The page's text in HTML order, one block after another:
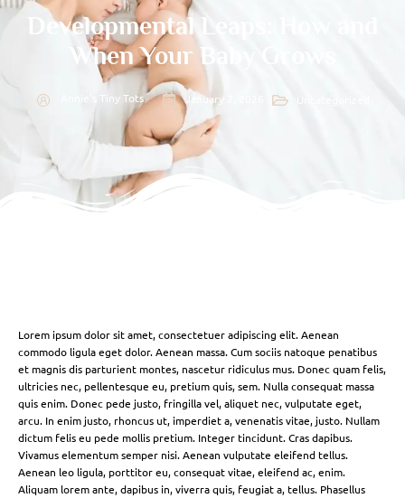
Developmental Leaps: How and
When Your Baby Grows
Annie's Tiny Tots January 7, 2026
Lorem ipsum dolor sit amet, consectetuer adipiscing elit. Aenean
commodo ligula eget dolor. Aenean massa. Cum sociis natoque penatibus
et magnis dis parturient montes, nascetur ridiculus mus. Donec quam felis,
ultricies nec, pellentesque eu, pretium quis, sem. Nulla consequat massa
quis enim. Donec pede justo, fringilla vel, aliquet nec, vulputate eget,
arcu. In enim justo, rhoncus ut, imperdiet a, venenatis vitae, justo. Nullam
dictum felis eu pede mollis pretium. Integer tincidunt. Cras dapibus.
Vivamus elementum semper nisi. Aenean vulputate eleifend tellus.
Aenean leo ligula, porttitor eu, consequat vitae, eleifend ac, enim.
Aliquam lorem ante, dapibus in, viverra quis, feugiat a, tellus. Phasellus